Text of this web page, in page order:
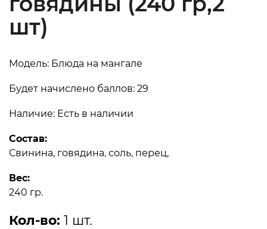
шт)
Модель: Блюда на мангале
Будет начислено баллов: 29
Наличие: Есть в наличии
Состав:
Свинина, говядина, соль, перец,
Вес:
240 гр.
Кол-во: 1 шт.